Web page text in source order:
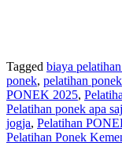
Tagged biaya
ponek, pelatihan
PONEK 2025,
Pelatihan ponek apa
jogja, Pelatihan
Pelatihan Ponek